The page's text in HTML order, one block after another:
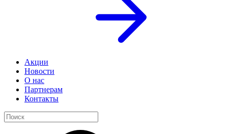
Акции
Новости
О нас
Партнерам
Контакты